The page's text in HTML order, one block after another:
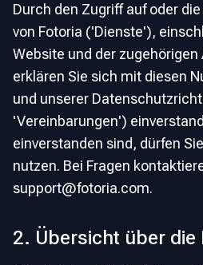
Durch den Zugriff auf oder
von Fotoria ('Dienste'),
Website und der
erklären Sie sich mit diesen
und unserer
'Vereinbarungen')
einverstanden sind, dürfen
nutzen. Bei Fragen
support@fotoria.com.
2. Übersicht über die